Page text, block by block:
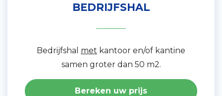
BEDRIJFSHAL
Bedrijfshal met kantoor en/of kantine
samen groter dan 50 m2.
Bereken uw prijs